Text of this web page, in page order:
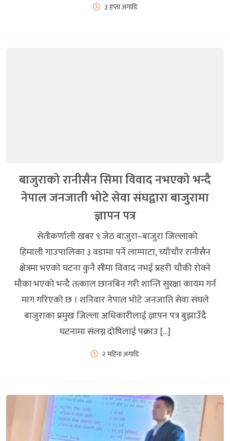
३ हप्ता अगाडि
बाजुराको रानीसैन सिमा विवाद नभएको भन्दै
नेपाल जनजाती भोटे सेवा संघद्वारा बाजुरामा
ज्ञापन पत्र
सेतीकर्णाली खबर ९ जेठ बाजुरा–बाजुरा जिल्लाको
हिमाली गाउपालिका ३ वडामा पर्ने लाम्पाटा, च्याँचौर रानीसैन
क्षेत्रमा भएको घटना कुनै सीमा विवाद नभई प्रहरी चौकी रोक्ने
मौका भएको भन्दै तत्काल छानबिन गरी शान्ति सुरक्षा कायम गर्न
माग गरिएको छ । शनिवार नेपाल भोटे जनजाति सेवा संघले
बाजुराका प्रमुख जिल्ला अधिकारीलाई ज्ञापन पत्र बुझाउँदै
घटनामा संलग्न दोषिलाई पक्राउ […]
२ महिना अगाडि